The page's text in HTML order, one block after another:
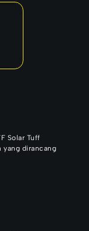
Solar Tuff
yang dirancang